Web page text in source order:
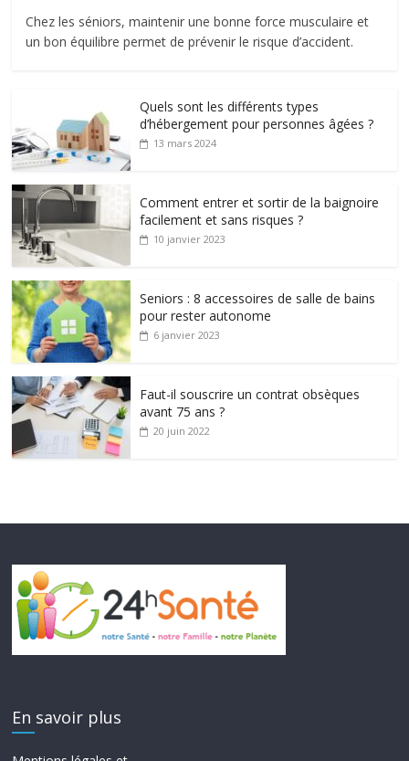
Chez les séniors, maintenir une bonne force musculaire et
un bon équilibre permet de prévenir le risque d’accident.
Quels sont les différents types
d’hébergement pour personnes âgées ?
13 mars 2024
Comment entrer et sortir de la baignoire
facilement et sans risques ?
10 janvier 2023
Seniors : 8 accessoires de salle de bains
pour rester autonome
6 janvier 2023
Faut-il souscrire un contrat obsèques
avant 75 ans ?
20 juin 2022
En savoir plus